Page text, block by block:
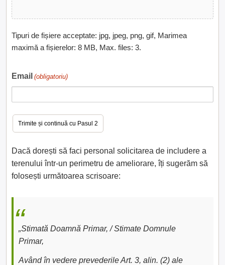
Tipuri de fișiere acceptate: jpg, jpeg, png, gif, Marimea
maximă a fișierelor: 8 MB, Max. files: 3.
Email (obligatoriu)
Dacă dorești să faci personal solicitarea de includere a
terenului într-un perimetru de ameliorare, îți sugerăm să
folosești următoarea scrisoare:
„Stimată Doamnă Primar, / Stimate Domnule
Primar,
Având în vedere prevederile Art. 3, alin. (2) ale